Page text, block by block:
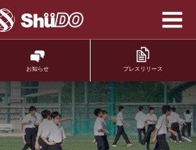
法人修道学園 修
お知らせ プレスリリース